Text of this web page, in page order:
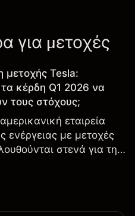
για μετοχές
μετοχής Tesla:
κέρδη Q1 2026 να
τους στόχους;
εταιρεία
ενέργειας με μετοχές
στενά για την
παραδόσεων και